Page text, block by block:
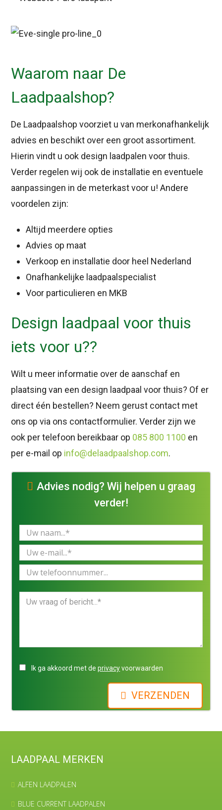
Waarom naar De
Laadpaalshop?
De Laadpaalshop voorziet u van merkonafhankelijk
advies en beschikt over een groot assortiment.
Hierin vindt u ook design laadpalen voor thuis.
Verder regelen wij ook de installatie en eventuele
aanpassingen in de meterkast voor u! Andere
voordelen zijn:
Altijd meerdere opties
Advies op maat
Verkoop en installatie door heel Nederland
Onafhankelijke laadpaalspecialist
Voor particulieren en MKB
Design laadpaal voor thuis
iets voor u??
Wilt u meer informatie over de aanschaf en
plaatsing van een design laadpaal voor thuis? Of er
direct één bestellen? Neem gerust contact met
ons op via ons contactformulier. Verder zijn we
ook per telefoon bereikbaar op 085 800 1100 en
per e-mail op info@delaadpaalshop.com.
Advies nodig? Wij helpen u graag
verder!
Ik ga akkoord met deprivacyvoorwaarden
VERZENDEN
LAADPAAL MERKEN
ALFEN LAADPALEN
BLUE CURRENT LAADPALEN